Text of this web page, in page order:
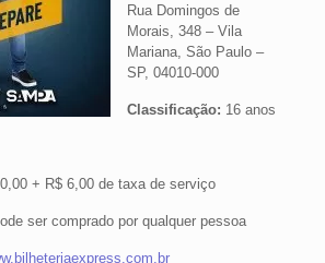
Rua Domingos de
Morais, 348 – Vila
Mariana, São Paulo –
SP, 04010-000
Classificação: 16 anos
+ R$ 6,00 de taxa de serviço
ser comprado por qualquer pessoa